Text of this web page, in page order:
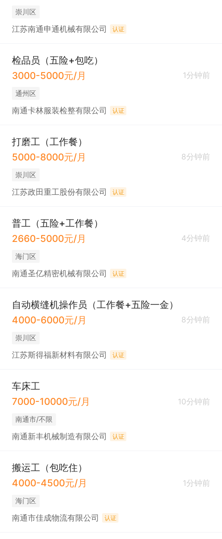
崇川区
江苏南通申通机械有限公司 认证
检品员（五险+包吃）
3000-5000元/月
1分钟前
通州区
南通卡林服装检整有限公司 认证
打磨工（工作餐）
5000-8000元/月
8分钟前
崇川区
江苏政田重工股份有限公司 认证
普工（五险+工作餐）
2660-5000元/月
4分钟前
海门区
南通圣亿精密机械有限公司 认证
自动横缝机操作员（工作餐+五险一金）
4000-6000元/月
8分钟前
崇川区
江苏斯得福新材料有限公司 认证
车床工
7000-10000元/月
10分钟前
南通市/不限
南通新丰机械制造有限公司 认证
搬运工（包吃住）
4000-4500元/月
1分钟前
海门区
南通市佳成物流有限公司 认证